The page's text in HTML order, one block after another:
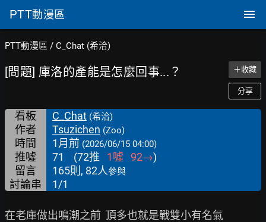
PTT動漫區
PTT動漫區 / C_Chat (希洽)
[問題] 庫洛的產能是怎麼回事...？ ＋收藏
分享
看板 C_Chat (希洽)
作者 Tsuzichen (Zoo)
時間 1月前 (2026/06/15 04:00)
推噓 71 (72推 1噓 92→)
留言
165則, 82人參與
討論串 1/1
在老庫做出鳴潮之前  頂多也就是戰雙小有名氣